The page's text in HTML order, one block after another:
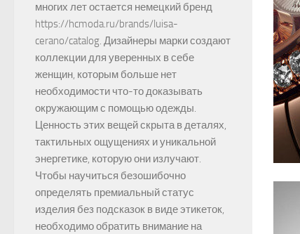
многих лет остается немецкий бренд
https://hcmoda.ru/brands/luisa-
cerano/catalog. Дизайнеры марки создают
коллекции для уверенных в себе
женщин, которым больше нет
необходимости что-то доказывать
окружающим с помощью одежды.
Ценность этих вещей скрыта в деталях,
тактильных ощущениях и уникальной
энергетике, которую они излучают.
Чтобы научиться безошибочно
определять премиальный статус
изделия без подсказок в виде этикеток,
необходимо обратить внимание на